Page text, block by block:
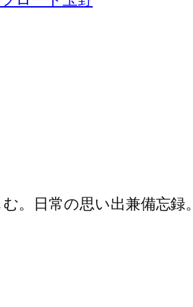
。日常の思い出兼備忘録。